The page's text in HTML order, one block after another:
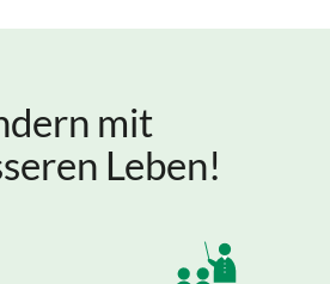
mit
Leben!